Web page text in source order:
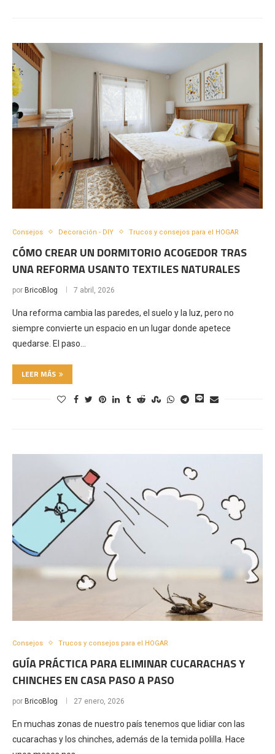
Consejos Decoración - DIY Trucos y consejos para el HOGAR
CÓMO CREAR UN DORMITORIO ACOGEDOR TRAS
UNA REFORMA USANTO TEXTILES NATURALES
por BricoBlog 7 abril, 2026
Una reforma cambia las paredes, el suelo y la luz, pero no
siempre convierte un espacio en un lugar donde apetece
quedarse. El paso…
LEER MÁS
Consejos Trucos y consejos para el HOGAR
GUÍA PRÁCTICA PARA ELIMINAR CUCARACHAS Y
CHINCHES EN CASA PASO A PASO
por BricoBlog 27 enero, 2026
En muchas zonas de nuestro país tenemos que lidiar con las
cucarachas y los chinches, además de la temida polilla. Hace